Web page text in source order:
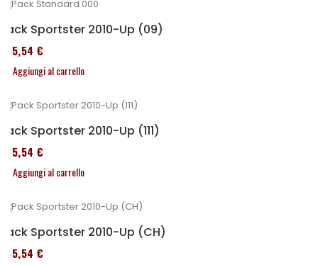
Pack Sportster 2010-Up (09)
235,54 €
Aggiungi al carrello
Pack Sportster 2010-Up (111)
235,54 €
Aggiungi al carrello
Pack Sportster 2010-Up (CH)
235,54 €